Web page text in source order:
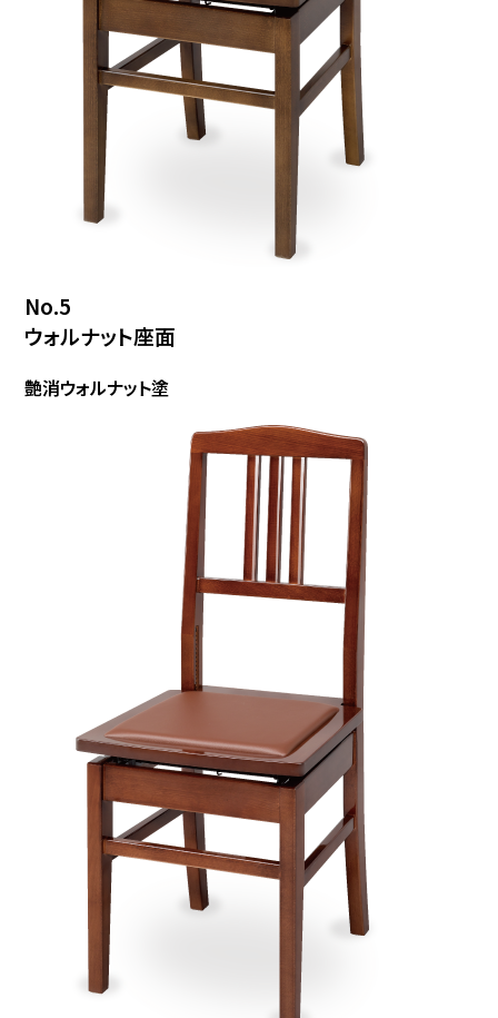
No.5
ウォルナット座面
艶消ウォルナット塗